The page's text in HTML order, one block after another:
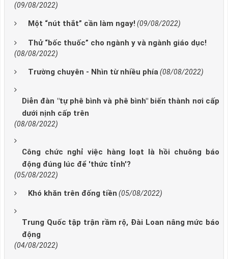
(09/08/2022)
Một “nút thắt” cần làm ngay! (09/08/2022)
Thử “bốc thuốc” cho ngành y và ngành giáo dục!
(08/08/2022)
Trường chuyên - Nhìn từ nhiều phía(08/08/2022)
Diễn đàn "tự phê bình và phê bình" biến thành nơi cấp
dưới nịnh cấp trên
(08/08/2022)
Công chức nghỉ việc hàng loạt là hồi chuông báo
động đúng lúc để 'thức tỉnh'?
(05/08/2022)
Khó khăn trên đống tiền (05/08/2022)
Trung Quốc tập trận rầm rộ, Đài Loan nâng mức báo
động
(04/08/2022)